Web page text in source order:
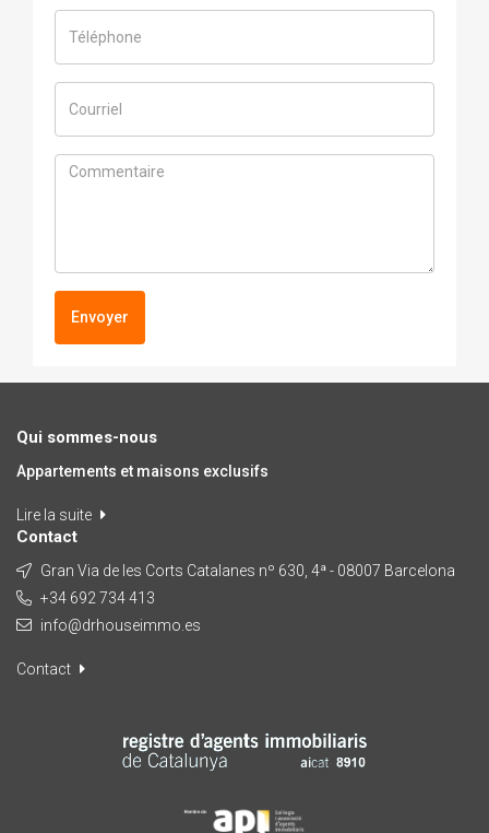
Envoyer
Qui sommes-nous
Appartements et maisons exclusifs
Lire la suite
Contact
Gran Via de les Corts Catalanes nº 630, 4ª - 08007 Barcelona
+34 692 734 413
info@drhouseimmo.es
Contact